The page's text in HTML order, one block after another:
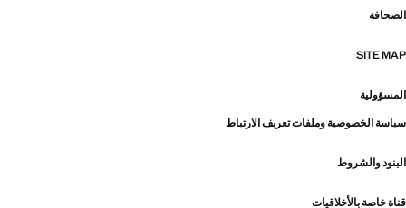
الصحافة
SITE MAP
المسؤولية
سياسة الخصوصية وملفات تعريف الارتباط
البنود والشروط
قناة خاصة بالأخلاقيات